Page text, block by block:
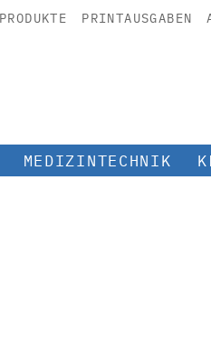
PRODUKTE PRINTAUSGABEN
MEDIZINTECHNIK